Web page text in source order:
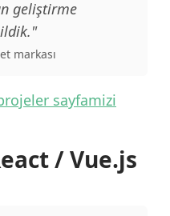
geliştirme
markası
sayfamizi
/ Vue.js